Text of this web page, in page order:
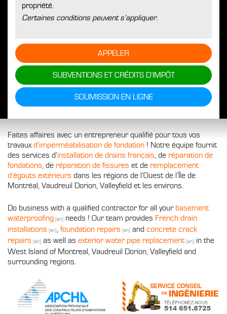
propriété.
Certaines conditions peuvent s’appliquer.
APPELER
SUBVENTIONS ET CRÉDITS D’IMPÔT
SOUMISSION EN LIGNE
Faites affaires avec un entrepreneur qualifié pour tous vos
travauxd’imperméabilisation de fondation ! Notre équipe fournit
des services d’installation de drains français, de réparation de
fondations, de réparation de fissures et de remplacement
d’égouts extérieurs dans les régions de l’Ouest de l’Île de
Montréal, Vaudreuil Dorion, Valleyfield et les environs.
Do business with a qualified contractor for all your basement
waterproofing
needs ! Our team provides French drain
installations
, foundation repairs and concrete crack
repairs
as well as exterior water pipe replacement
in the
West Island of Montreal, Vaudreuil Dorion, Valleyfield and
surrounding regions.